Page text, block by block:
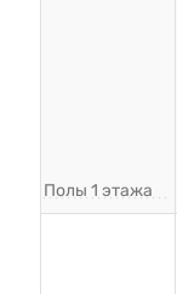
Полы 1 этажа